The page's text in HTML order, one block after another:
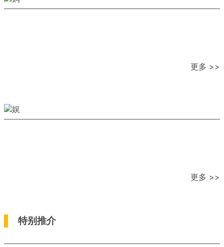
更多 >>
更多 >>
特别推介